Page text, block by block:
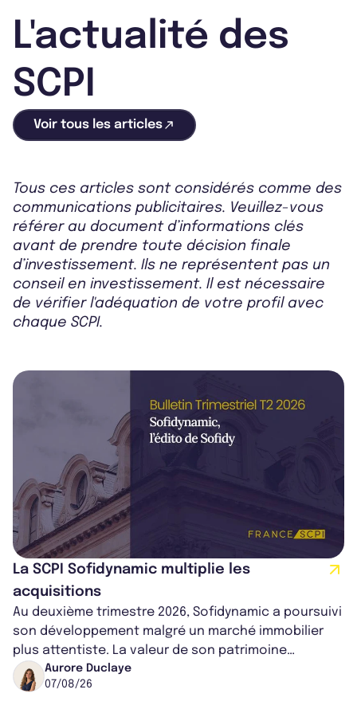
L'actualité des
SCPI
Voir tous les articles
Tous ces articles sont considérés comme des
communications publicitaires. Veuillez-vous
référer au document d’informations clés
avant de prendre toute décision finale
d’investissement. Ils ne représentent pas un
conseil en investissement. Il est nécessaire
de vérifier l'adéquation de votre profil avec
chaque SCPI.
La SCPI Sofidynamic multiplie les
acquisitions
Au deuxième trimestre 2026, Sofidynamic a poursuivi
son développement malgré un marché immobilier
plus attentiste. La valeur de son patrimoine
progresse de 3,8% à périmètre constan...
Aurore Duclaye
07/08/26